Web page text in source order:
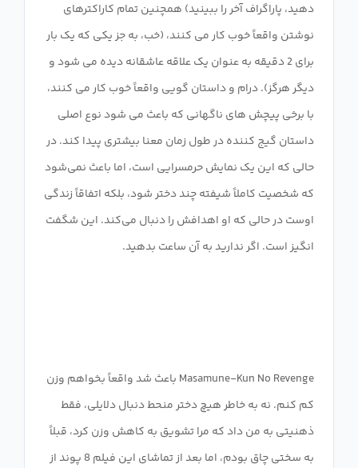
دهید، پاراگراف آخر را ببینید) همچنین تمام کاراکترهای
نوشتن واقعاً خوب کار می کنند، (خب، به جز یکی که یک بار
برای 2 دقیقه به عنوان یک علاقه عاشقانه دیده می شود و
دیگر هرگز). درام و داستان گویی واقعاً خوب کار می کنند،
با برخی پیچش های ناگهانی که باعث می شود نوع اصلی
داستان گیج کننده در طول زمان معنا بیشتری پیدا کند. در
حالی که این یک نمایش حرمسرایی است، اما باعث نمی‌شود
که شخصیت کاملاً شیفته چند دختر شود، بلکه اتفاقاً زندگی
اوست در حالی که او اهدافش را دنبال می‌کند. این شگفت
Masamune-Kun No Revenge باعث شد واقعاً بخواهم وزن
کم کنم. نه به خاطر هیچ دختر منحط دنبال دلایلی، فقط
ذهنیتی به من داد که مرا تشویق به کاهش وزن کرد، قبلاً
به سختی چاق بودم، اما بعد از تماشای این فیلم 8 پوند از